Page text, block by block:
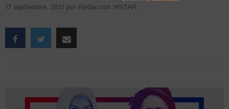
17 septiembre, 2021 por Redacción VISTAR